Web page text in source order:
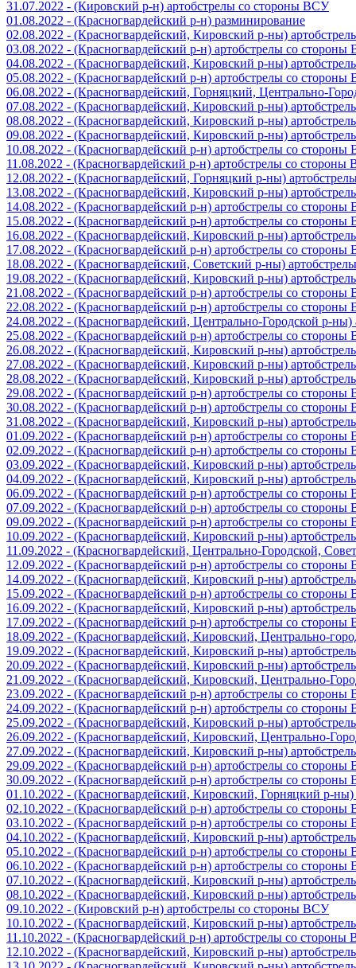
31.07.2022 - (Кировский р-н) артобстрелы со стороны ВСУ
01.08.2022 - (Красногвардейский р-н) разминирование
02.08.2022 - (Красногвардейский, Кировский р-ны)
03.08.2022 - (Красногвардейский р-н) артобстрелы со
04.08.2022 - (Красногвардейский, Кировский р-ны)
05.08.2022 - (Красногвардейский р-н) артобстрелы со
06.08.2022 - (Красногвардейский, Горняцкий, Центрально-
07.08.2022 - (Красногвардейский, Кировский р-ны)
08.08.2022 - (Красногвардейский, Кировский р-ны)
09.08.2022 - (Красногвардейский, Кировский р-ны)
10.08.2022 - (Красногвардейский р-н) артобстрелы со
11.08.2022 - (Красногвардейский р-н) артобстрелы со стороны
12.08.2022 - (Красногвардейский, Горняцкий р-ны)
13.08.2022 - (Красногвардейский, Кировский р-ны)
14.08.2022 - (Красногвардейский р-н) артобстрелы со
15.08.2022 - (Красногвардейский р-н) артобстрелы со
16.08.2022 - (Красногвардейский, Кировский р-ны)
17.08.2022 - (Красногвардейский р-н) артобстрелы со
18.08.2022 - (Красногвардейский, Советский р-ны)
19.08.2022 - (Красногвардейский, Кировский р-ны)
21.08.2022 - (Красногвардейский р-н) артобстрелы со
22.08.2022 - (Красногвардейский р-н) артобстрелы со
24.08.2022 - (Красногвардейский, Центрально-Городской р-
25.08.2022 - (Красногвардейский р-н) артобстрелы со
26.08.2022 - (Красногвардейский, Кировский р-ны)
27.08.2022 - (Красногвардейский, Кировский р-ны)
28.08.2022 - (Красногвардейский, Кировский р-ны)
29.08.2022 - (Красногвардейский р-н) артобстрелы со
30.08.2022 - (Красногвардейский р-н) артобстрелы со
31.08.2022 - (Красногвардейский, Кировский р-ны)
01.09.2022 - (Красногвардейский р-н) артобстрелы со
02.09.2022 - (Красногвардейский р-н) артобстрелы со
03.09.2022 - (Красногвардейский, Кировский р-ны)
04.09.2022 - (Красногвардейский, Кировский р-ны)
06.09.2022 - (Красногвардейский р-н) артобстрелы со
07.09.2022 - (Красногвардейский р-н) артобстрелы со
09.09.2022 - (Красногвардейский р-н) артобстрелы со
10.09.2022 - (Красногвардейский, Кировский р-ны)
11.09.2022 - (Красногвардейский, Центрально-Городской,
12.09.2022 - (Красногвардейский р-н) артобстрелы со
14.09.2022 - (Красногвардейский, Кировский р-ны)
15.09.2022 - (Красногвардейский р-н) артобстрелы со
16.09.2022 - (Красногвардейский, Кировский р-ны)
17.09.2022 - (Красногвардейский р-н) артобстрелы со
18.09.2022 - (Красногвардейский, Кировский, Центрально-
19.09.2022 - (Красногвардейский, Кировский р-ны)
20.09.2022 - (Красногвардейский, Кировский р-ны)
21.09.2022 - (Красногвардейский, Кировский, Центрально-
23.09.2022 - (Красногвардейский р-н) артобстрелы со
24.09.2022 - (Красногвардейский р-н) артобстрелы со
25.09.2022 - (Красногвардейский, Кировский р-ны)
26.09.2022 - (Красногвардейский, Кировский, Центрально-
27.09.2022 - (Красногвардейский, Кировский р-ны)
29.09.2022 - (Красногвардейский р-н) артобстрелы со
30.09.2022 - (Красногвардейский р-н) артобстрелы со
01.10.2022 - (Красногвардейский, Кировский, Горняцкий р-
02.10.2022 - (Красногвардейский р-н) артобстрелы со
03.10.2022 - (Красногвардейский р-н) артобстрелы со
04.10.2022 - (Красногвардейский, Кировский р-ны)
05.10.2022 - (Красногвардейский р-н) артобстрелы со
06.10.2022 - (Красногвардейский р-н) артобстрелы со
07.10.2022 - (Красногвардейский, Кировский р-ны)
08.10.2022 - (Красногвардейский, Кировский р-ны)
09.10.2022 - (Кировский р-н) артобстрелы со стороны ВСУ
10.10.2022 - (Красногвардейский, Кировский р-ны)
11.10.2022 - (Красногвардейский р-н) артобстрелы со стороны
12.10.2022 - (Красногвардейский, Кировский р-ны)